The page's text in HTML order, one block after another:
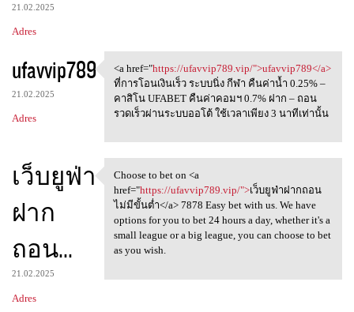
21.02.2025
Adres
ufavvip789
21.02.2025
Adres
<a href="https://ufavvip789
<a href="https://ufavvip789.vip/">ufavvip789</a>
ที่การโอนเงินเร็ว ระบบนิ่ง กีฬา คืนค่าน้ำ 0.25% –
คาสิโน UFABET คืนค่าคอมฯ 0.7% ฝาก – ถอน
รวดเร็วผ่านระบบออโต้ ใช้เวลาเพียง 3 นาทีเท่านั้น
เว็บยูฟ่า
ฝาก
ถอน...
21.02.2025
Adres
Choose to bet on <a href=
Choose to bet on <a
href="https://ufavvip789.vip/">เว็บยูฟ่าฝากถอน
ไม่มีขั้นต่ำ</a> 7878 Easy bet with us. We have
options for you to bet 24 hours a day, whether it's a
small league or a big league, you can choose to bet
as you wish.